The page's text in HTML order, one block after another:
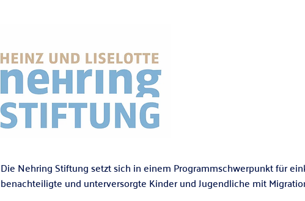
Die Nehring Stiftung setzt sich in einem Programmschwerpunkt für
benachteiligte und unterversorgte Kinder und Jugendliche mit